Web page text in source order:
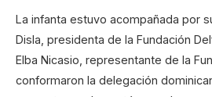
La infanta estuvo acompañada por
Disla, presidenta de la Fundación
Elba Nicasio, representante de la
conformaron la delegación